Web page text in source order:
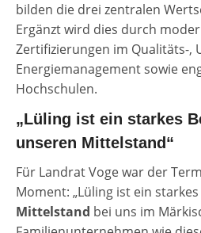
bilden die drei zentralen
Ergänzt wird dies durch
Zertifizierungen im Qualitäts-,
Energiemanagement sowie
Hochschulen.
„Lüling ist ein starkes
unseren Mittelstand“
Für Landrat Voge war der
Moment: „Lüling ist ein
Mittelstand bei uns im